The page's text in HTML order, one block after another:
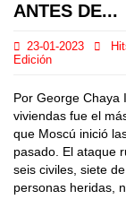
ANTES DE...
23-01-2023
Edición
Por George
viviendas fue el
que Moscú inició
pasado. El ataque
seis civiles, siete
personas heridas,